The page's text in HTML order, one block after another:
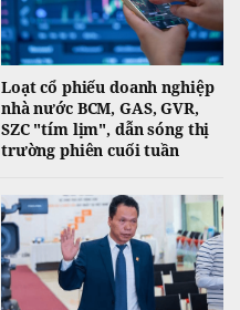
Loạt cổ phiếu doanh nghiệp
nhà nước BCM, GAS, GVR,
SZC "tím lịm", dẫn sóng thị
trường phiên cuối tuần